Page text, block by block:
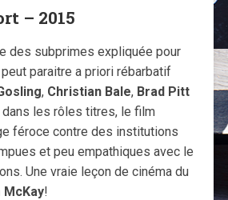
– 2015
des subprimes expliquée pour
paraitre a priori rébarbatif
, Christian Bale, Brad Pitt
dans les rôles titres, le film
féroce contre des institutions
et peu empathiques avec le
Une vraie leçon de cinéma du
McKay!